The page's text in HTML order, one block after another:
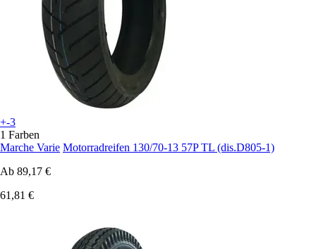
+-3
1 Farben
Marche Varie Motorradreifen 130/70-13 57P TL (dis.D805-1)
Ab 89,17 €
61,81 €